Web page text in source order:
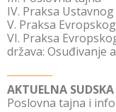
IV. Praksa
V. Praksa
VI. Praksa
država: Osuđivanje
AKTUELNA
Poslovna tajna i